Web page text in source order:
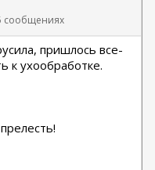
сообщениях
пришлось все-
к ухообработке.